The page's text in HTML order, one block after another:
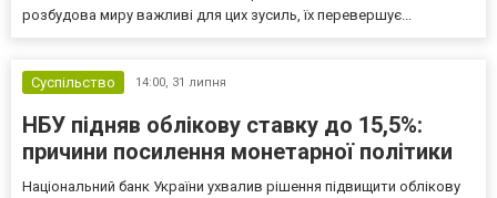
розбудова миру важливі для цих зусиль, їх перевершує...
Суспільство 14:00, 31 липня
НБУ підняв облікову ставку до 15,5%:
причини посилення монетарної політики
Національний банк України ухвалив рішення підвищити облікову